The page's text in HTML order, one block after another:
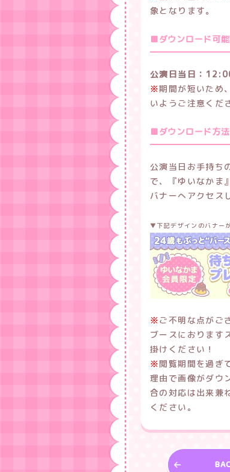
象となります。
■ダウンロード可
公演日当日：
※期間が短いため
いようご注意くだ
■ダウンロード方法
公演当日お手持ち
で、『ゆいなかま
バナーへアクセス
▼下記デザインのバナー
※ご不明な点がご
ブースにおります
掛けください！
※閲覧期間を過ぎ
理由で画像がダウ
合の対応は出来兼
ください。